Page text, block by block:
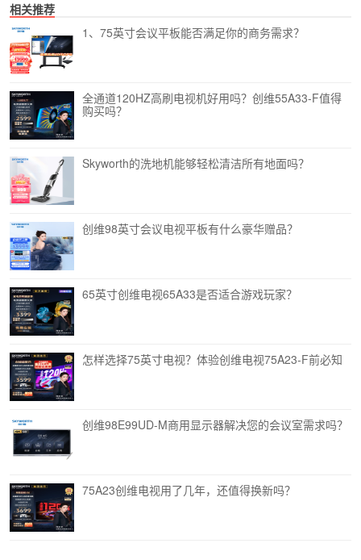
相关推荐
1、75英寸会议平板能否满足你的商务需求？
全通道120HZ高刷电视机好用吗？创维55A33-F值得
购买吗？
Skyworth的洗地机能够轻松清洁所有地面吗？
创维98英寸会议电视平板有什么豪华赠品？
65英寸创维电视65A33是否适合游戏玩家？
怎样选择75英寸电视？体验创维电视75A23-F前必知
创维98E99UD-M商用显示器解决您的会议室需求吗？
75A23创维电视用了几年，还值得换新吗？